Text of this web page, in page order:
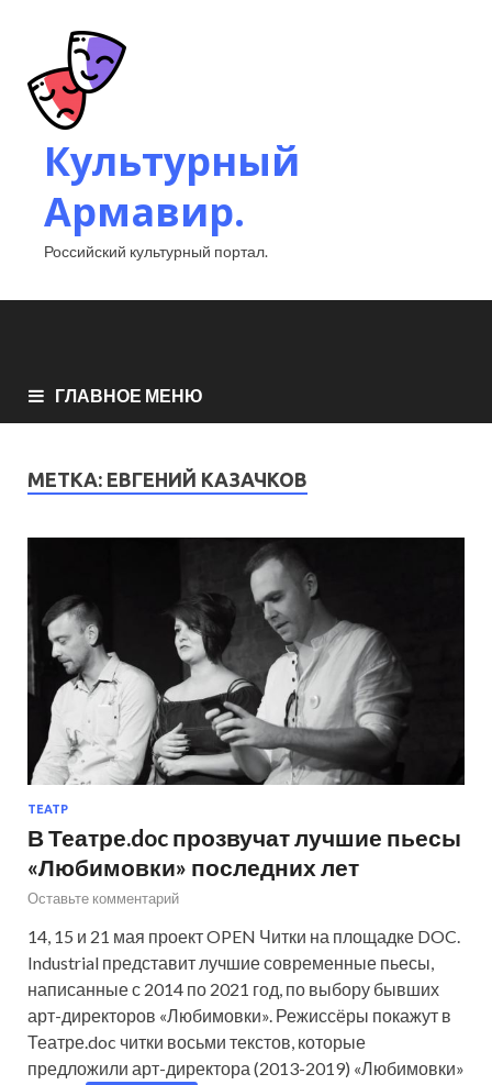
Культурный
Армавир.
Российский культурный портал.
ГЛАВНОЕ МЕНЮ
МЕТКА: ЕВГЕНИЙ КАЗАЧКОВ
ТЕАТР
В Театре.doc прозвучат лучшие пьесы
«Любимовки» последних лет
Оставьте комментарий
14, 15 и 21 мая проект OPEN Читки на площадке DOC.
Industrial представит лучшие современные пьесы,
написанные с 2014 по 2021 год, по выбору бывших
арт-директоров «Любимовки». Режиссёры покажут в
Театре.doc читки восьми текстов, которые
предложили арт-директора (2013-2019) «Любимовки»